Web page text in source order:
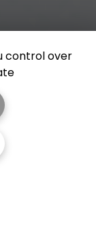
control over